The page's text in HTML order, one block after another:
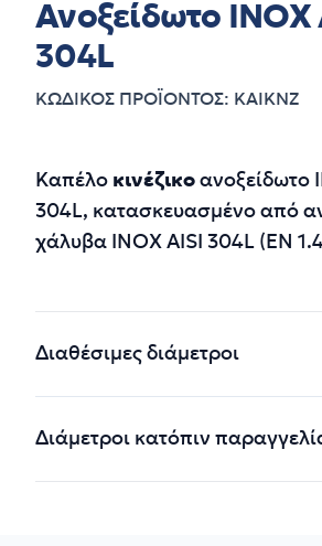
Ανοξείδωτο INOX
304L
ΚΩΔΙΚΟΣ ΠΡΟΪΟΝΤΟΣ: KAIKNZ
Περιγραφή
Καπέλο κινέζικο ανοξείδωτο
304L, κατασκευασμένo από
χάλυβα INOX AISI 304L (ΕΝ
Διαθέσιμες διάμετροι
Διάμετροι κατόπιν